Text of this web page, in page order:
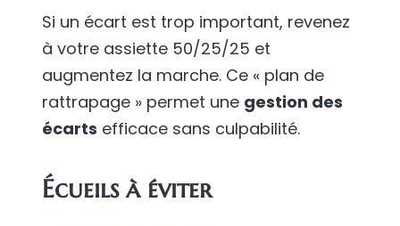
Si un écart est trop important, revenez
à votre assiette 50/25/25 et
augmentez la marche. Ce « plan de
rattrapage » permet une gestion des
écarts efficace sans culpabilité.
Écueils à éviter